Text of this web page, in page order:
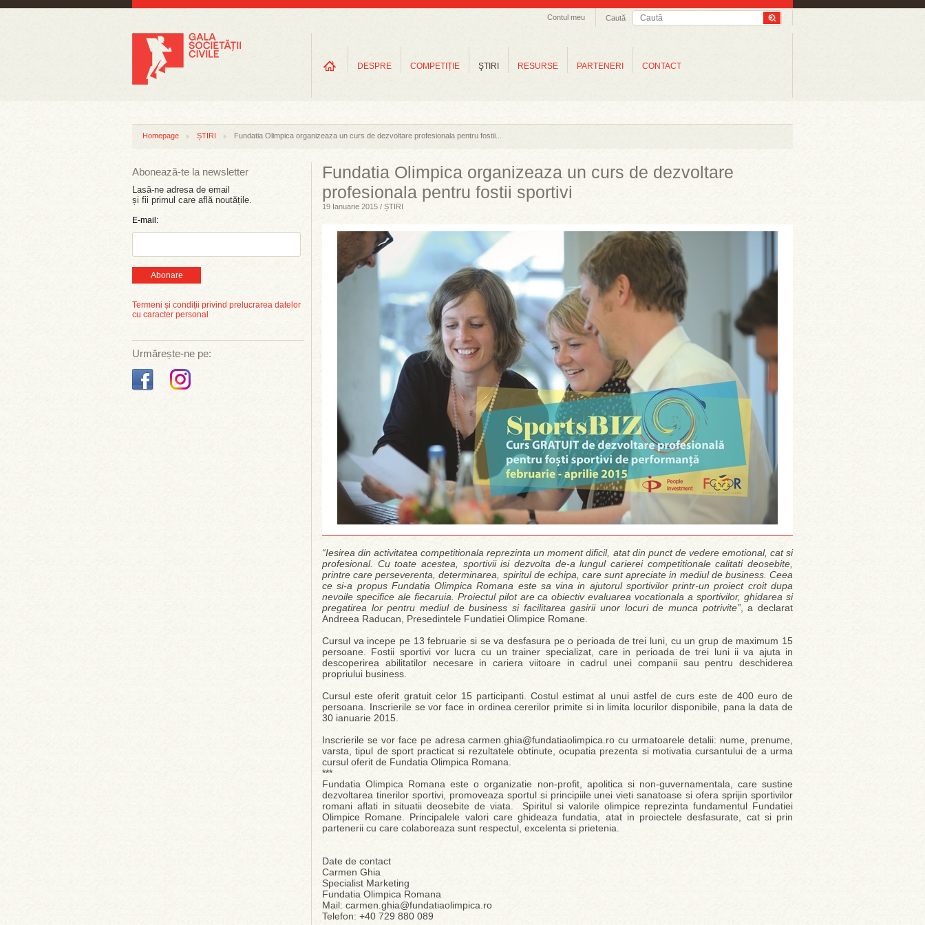
Caută
Contul meu
DESPRE COMPETIȚIE ŞTIRI RESURSE PARTENERI CONTACT
Homepage ȘTIRI Fundatia Olimpica organizeaza un curs de dezvoltare profesionala pentru fostii...
Abonează-te la newsletter
Lasă-ne adresa de email
și fii primul care află noutățile.
E-mail:
Abonare
Termeni și condiții privind prelucrarea datelor
cu caracter personal
Urmărește-ne pe:
Fundatia Olimpica organizeaza un curs de dezvoltare
profesionala pentru fostii sportivi
19 Ianuarie 2015 / ȘTIRI
“Iesirea din activitatea competitionala reprezinta un moment dificil, atat din punct de vedere emotional, cat si
profesional. Cu toate acestea, sportivii isi dezvolta de-a lungul carierei competitionale calitati deosebite,
printre care perseverenta, determinarea, spiritul de echipa, care sunt apreciate in mediul de business. Ceea
ce si-a propus Fundatia Olimpica Romana este sa vina in ajutorul sportivilor printr-un proiect croit dupa
nevoile specifice ale fiecaruia. Proiectul pilot are ca obiectiv evaluarea vocationala a sportivilor, ghidarea si
pregatirea lor pentru mediul de business si facilitarea gasirii unor locuri de munca potrivite”, a declarat
Andreea Raducan, Presedintele Fundatiei Olimpice Romane.
Cursul va incepe pe 13 februarie si se va desfasura pe o perioada de trei luni, cu un grup de maximum 15
persoane. Fostii sportivi vor lucra cu un trainer specializat, care in perioada de trei luni ii va ajuta in
descoperirea abilitatilor necesare in cariera viitoare in cadrul unei companii sau pentru deschiderea
propriului business.
Cursul este oferit gratuit celor 15 participanti. Costul estimat al unui astfel de curs este de 400 euro de
persoana. Inscrierile se vor face in ordinea cererilor primite si in limita locurilor disponibile, pana la data de
30 ianuarie 2015.
Inscrierile se vor face pe adresa carmen.ghia@fundatiaolimpica.ro cu urmatoarele detalii: nume, prenume,
varsta, tipul de sport practicat si rezultatele obtinute, ocupatia prezenta si motivatia cursantului de a urma
cursul oferit de Fundatia Olimpica Romana.
***
Fundatia Olimpica Romana este o organizatie non-profit, apolitica si non-guvernamentala, care sustine
dezvoltarea tinerilor sportivi, promoveaza sportul si principiile unei vieti sanatoase si ofera sprijin sportivilor
romani aflati in situatii deosebite de viata. Spiritul si valorile olimpice reprezinta fundamentul Fundatiei
Olimpice Romane. Principalele valori care ghideaza fundatia, atat in proiectele desfasurate, cat si prin
partenerii cu care colaboreaza sunt respectul, excelenta si prietenia.
Date de contact
Carmen Ghia
Specialist Marketing
Fundatia Olimpica Romana
Mail: carmen.ghia@fundatiaolimpica.ro
Telefon: +40 729 880 089